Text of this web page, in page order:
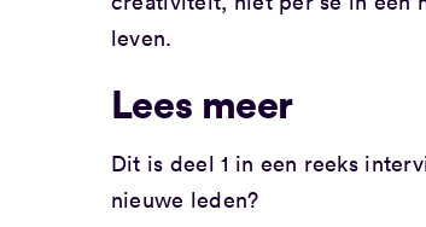
leven.
Lees meer
Dit is deel 1 in een reeks
nieuwe leden?